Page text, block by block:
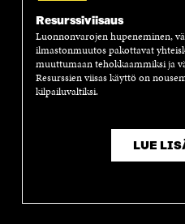
Resurssiviisaus
Luonnonvarojen hupeneminen,
ilmastonmuutos pakottavat
muuttumaan tehokkaammiksi ja
Resurssien viisas käyttö on
kilpailuvaltiksi.
LUE